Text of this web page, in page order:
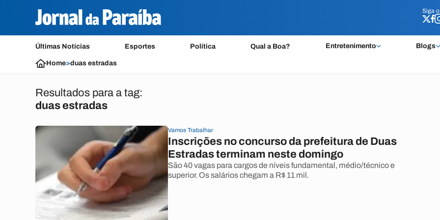
Siga o
Últimas Notícias Esportes Política Qual a Boa? Entretenimento Blogs
Siga o
Home>duas estradas
Resultados para a tag:
duas estradas
Vamos Trabalhar
Inscrições no concurso da prefeitura de Duas
Estradas terminam neste domingo
São 40 vagas para cargos de níveis fundamental, médio/técnico e
superior. Os salários chegam a R$ 11 mil.